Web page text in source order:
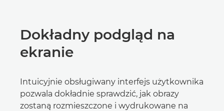
Dokładny podgląd na
ekranie
Intuicyjnie obsługiwany interfejs użytkownika
pozwala dokładnie sprawdzić, jak obrazy
zostaną rozmieszczone i wydrukowane na